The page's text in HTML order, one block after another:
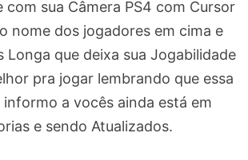
com sua Câmera PS4 com Cursor
nome dos jogadores em cima e
Longa que deixa sua Jogabilidade
pra jogar lembrando que essa
informo a vocês ainda está em
e sendo Atualizados.